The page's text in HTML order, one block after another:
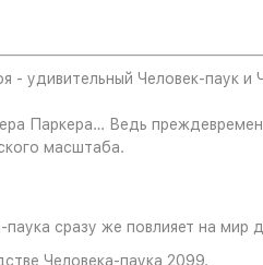
- удивительный Человек-паук и
Паркера… Ведь
масштаба.
сразу же повлияет на мир
Человека-паука 2099.